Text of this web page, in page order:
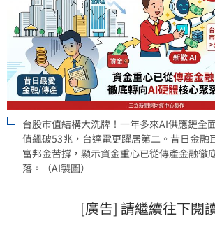
台股市值結構大洗牌！一年多來AI供應鏈全
值飆破53兆，台達電更躍居第二。昔日金融
富邦金苦撐，顯示資金重心已從傳產金融徹
落。（AI製圖）
[廣告] 請繼續往下閱